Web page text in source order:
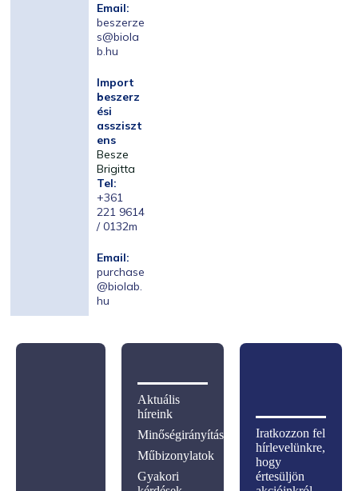
Email:
beszerze
s@biola
b.hu
Import
beszerz
ési
assziszt
ens
Besze
Brigitta
Tel:
+361
221 9614
/ 0132m
Email:
purchase
@biolab.
hu
Iratkozzon fel
hírlevelünkre,
hogy
értesüljön
Aktuális
híreink
Minőségirányítás
Műbizonylatok
Gyakori